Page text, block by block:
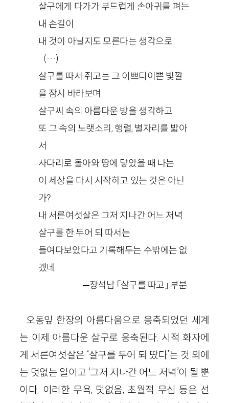
살구에게 다가가 부드럽게 손아귀를 펴는
내 손길이
내 것이 아닐지도 모른다는 생각으로
(…)
살구를 따서 쥐고는 그 이쁘디이쁜 빛깔
을 잠시 바라보며
살구씨 속의 아름다운 방을 생각하고
또 그 속의 노랫소리, 행렬, 별자리를 밟아
서
사다리로 돌아와 땅에 닿았을 때 나는
이 세상을 다시 시작하고 있는 것은 아닌
가?
내 서른여섯살은 그저 지나간 어느 저녁
살구를 한 두어 되 따서는
들여다보았다고 기록해두는 수밖에는 없
겠네
─장석남 「살구를 따고」 부분
오동잎 한장의 아름다움으로 응축되었던 세계
는 이제 아름다운 살구로 응축된다. 시적 화자에
게 서른여섯살은 ‘살구를 두어 되 땄다’는 것 외에
는 덧없는 일이고 ‘그저 지나간 어느 저녁’이 될 뿐
이다. 이러한 무욕, 덧없음, 초월적 무심 등은 선